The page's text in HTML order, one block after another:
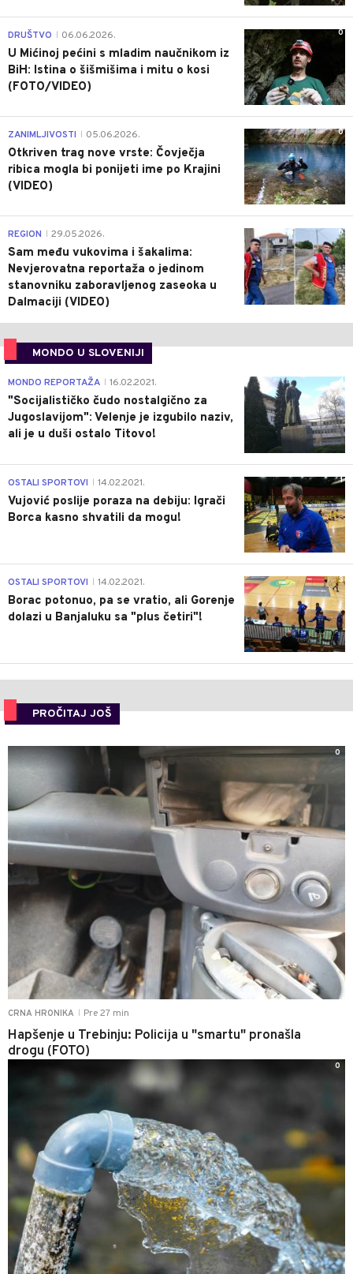
0
DRUŠTVO 06.06.2026.
U Mićinoj pećini s mladim naučnikom iz
BiH: Istina o šišmišima i mitu o kosi
(FOTO/VIDEO)
0
ZANIMLJIVOSTI 05.06.2026.
Otkriven trag nove vrste: Čovječja
ribica mogla bi ponijeti ime po Krajini
(VIDEO)
0
REGION 29.05.2026.
Sam među vukovima i šakalima:
Nevjerovatna reportaža o jedinom
stanovniku zaboravljenog zaseoka u
Dalmaciji (VIDEO)
MONDO U SLOVENIJI
4
MONDO REPORTAŽA 16.02.2021.
"Socijalističko čudo nostalgično za
Jugoslavijom": Velenje je izgubilo naziv,
ali je u duši ostalo Titovo!
1
OSTALI SPORTOVI 14.02.2021.
Vujović poslije poraza na debiju: Igrači
Borca kasno shvatili da mogu!
3
OSTALI SPORTOVI 14.02.2021.
Borac potonuo, pa se vratio, ali Gorenje
dolazi u Banjaluku sa "plus četiri"!
PROČITAJ JOŠ
CRNA HRONIKA Pre 27 min
Hapšenje u Trebinju: Policija u "smartu" pronašla
drogu (FOTO)
0
0